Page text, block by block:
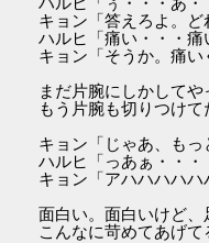
キョン「答えろよ。ど
ハルヒ「痛い・・・痛
キョン「そうか。痛い
まだ片腕にしかしてや
もう片腕も切りつけて
キョン「じゃあ、もっ
ハルヒ「っあぁ・・・
キョン「アハハハハハ
面白い。面白いけど、
こんなに苛めてあげ